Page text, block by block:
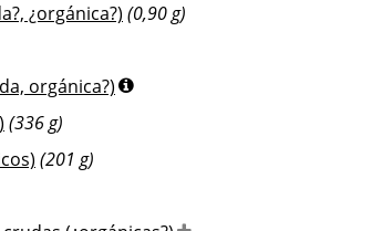
¿orgánica?) (0,90 g)
orgánica?)
(336 g)
(201 g)